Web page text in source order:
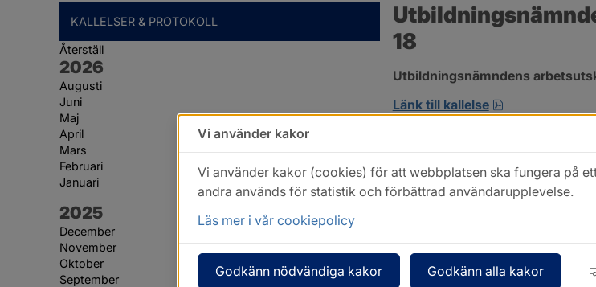
KALLELSER & PROTOKOLL
Återställ
År:
2026
Augusti
Juni
Maj
April
Mars
Februari
Januari
År:
2025
December
November
Oktober
September
18
Utbildningsnämndens
Länk till kallelse
pdf, 133.8 kB,
Vi använder kakor
Vi använder kakor (cookies) för att webbplatsen ska fungera på
andra används för statistik och förbättrad användarupplevelse.
Läs mer i vår cookiepolicy
Godkänn nödvändiga kakor Godkänn alla kakor